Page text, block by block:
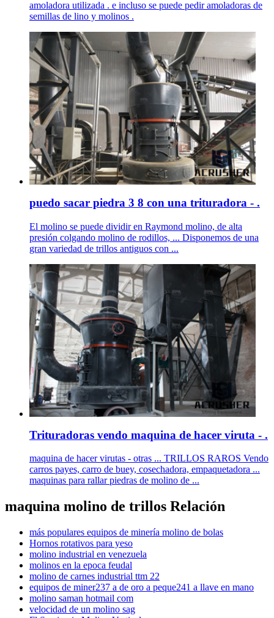
amoladora utilizada . e incluso se puede pedir amoladoras de
semillas de lino y molinos .
puedo sacar piedra 3 8 con una trituradora - .
El molino se puede dividir en Raymond molino, de alta
presión colgando molino de rodillos, ... Disponemos de una
gran variedad de trillos antiguos con ...
Trituradoras vendo maquina de hacer viruta - .
maquina de hacer virutas - otras ... TRILLOS RAROS Vendo
carros payes, carro de buey, cosechadora, empaquetadora ...
maquinas para rallar piedras de molino de ...
maquina molino de trillos Relación
más populares equipos de minería molino de bolas
Hornos rotativos para yeso
molino industrial en venezuela
molinos en la epoca feudal
molino de carnes industrial ttm 22
equipos de miner237 a de oro a peque241 a llave en mano
molino saman hotmail com
velocidad de un molino sag